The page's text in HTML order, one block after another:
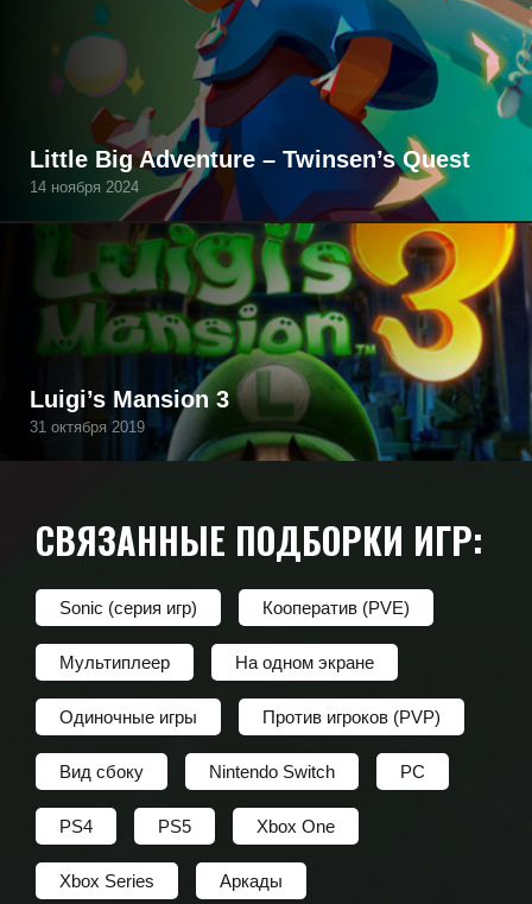
Little Big Adventure – Twinsen’s Quest
14 ноября 2024
Luigi’s Mansion 3
31 октября 2019
СВЯЗАННЫЕ ПОДБОРКИ ИГР:
Sonic (серия игр) Кооператив (PVE)
Мультиплеер На одном экране
Одиночные игры Против игроков (PVP)
Вид сбоку Nintendo Switch PC
PS4 PS5 Xbox One
Xbox Series Аркады